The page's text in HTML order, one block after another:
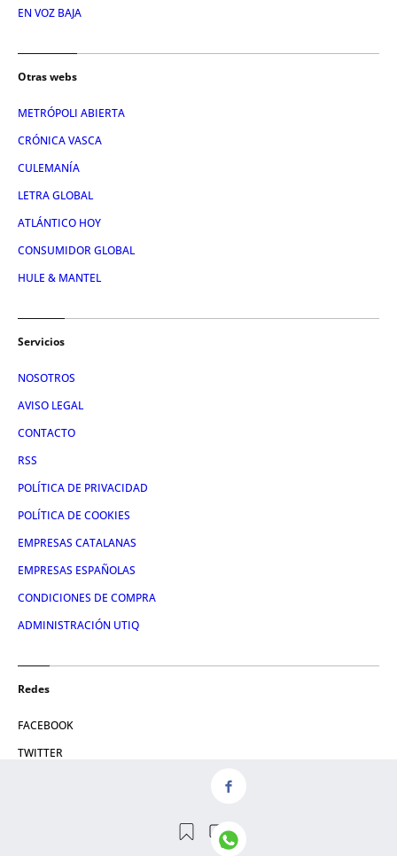
EN VOZ BAJA
Otras webs
METRÓPOLI ABIERTA
CRÓNICA VASCA
CULEMANÍA
LETRA GLOBAL
ATLÁNTICO HOY
CONSUMIDOR GLOBAL
HULE & MANTEL
Servicios
NOSOTROS
AVISO LEGAL
CONTACTO
RSS
POLÍTICA DE PRIVACIDAD
POLÍTICA DE COOKIES
EMPRESAS CATALANAS
EMPRESAS ESPAÑOLAS
CONDICIONES DE COMPRA
ADMINISTRACIÓN UTIQ
Redes
FACEBOOK
TWITTER